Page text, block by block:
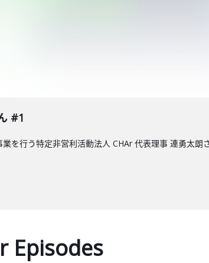
#1
を行う特定非営利活動法人 CHAr 代表理事 連勇太朗
Episodes